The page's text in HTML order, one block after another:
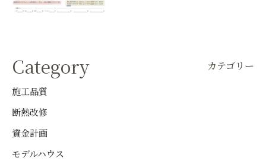
Category カテゴリー
施工品質
断熱改修
資金計画
モデルハウス